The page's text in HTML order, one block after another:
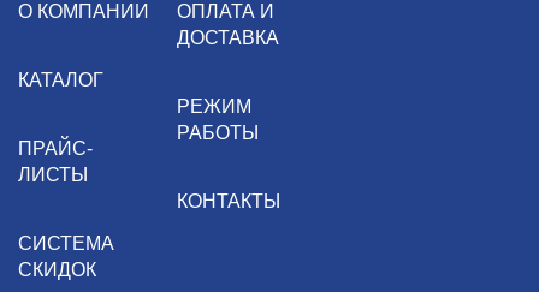
О КОМПАНИИ
КАТАЛОГ
ПРАЙС-
ЛИСТЫ
СИСТЕМА
СКИДОК
ОПЛАТА И
ДОСТАВКА
РЕЖИМ
РАБОТЫ
КОНТАКТЫ